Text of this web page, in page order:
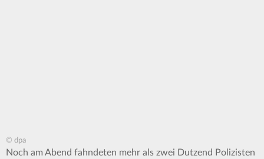
© dpa
Noch am Abend fahndeten mehr als zwei Dutzend Polizisten